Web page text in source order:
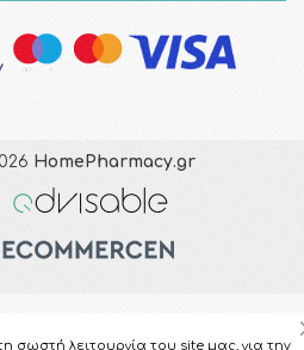
HomePharmacy.gr
σωστή λειτουργία του site μας, για την